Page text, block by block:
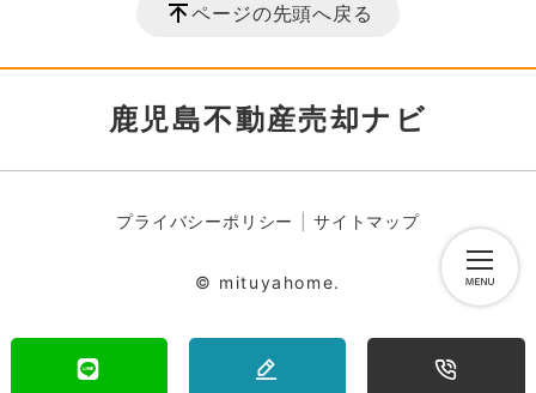
ページの先頭へ戻る
鹿児島不動産売却ナビ
プライバシーポリシー サイトマップ
© mituyahome.